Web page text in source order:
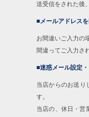
送受信をされた後
■メールアドレスを
お間違いご入力の
間違ってご入力さ
■迷惑メール設定・
当店からのお送り
す。
当店の、休日・営